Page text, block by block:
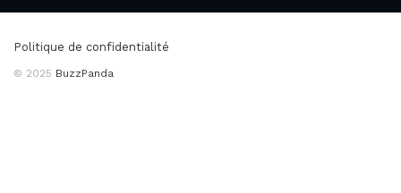
Politique de confidentialité
© 2025 BuzzPanda